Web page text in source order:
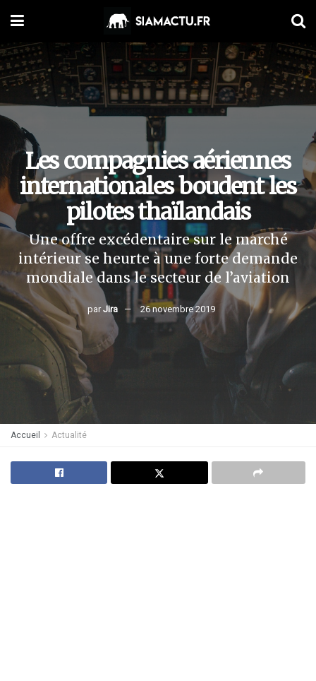
Les compagnies aériennes
internationales boudent les
pilotes thaïlandais
Une offre excédentaire sur le marché
intérieur se heurte à une forte demande
mondiale dans le secteur de l’aviation
par Jira 26 novembre 2019
Accueil Actualité